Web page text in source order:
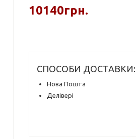
10140грн.
СПОСОБИ ДОСТАВКИ:
Нова Пошта
Делівері